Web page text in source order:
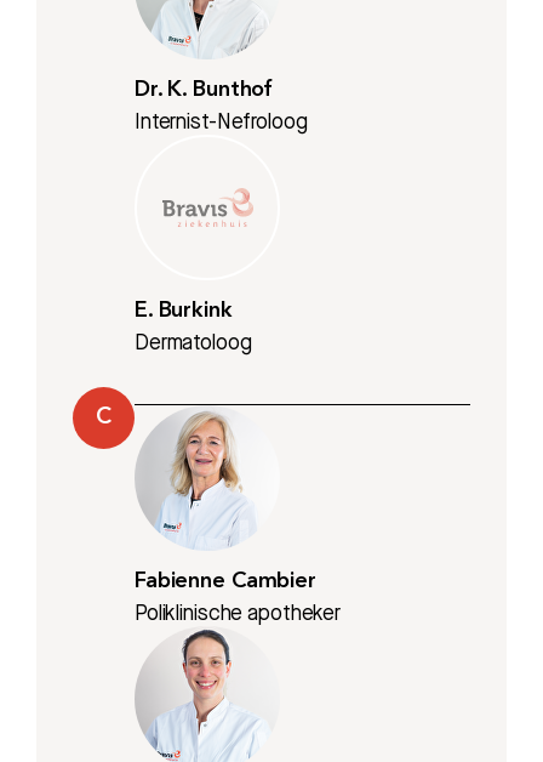
Dr. K. Bunthof
Internist-Nefroloog
E. Burkink
Dermatoloog
C
Fabienne Cambier
Poliklinische apotheker